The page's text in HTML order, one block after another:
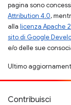
pagina sono
Attribution 4.0,
alla licenza Apache
sito di Google
e/o delle sue
Ultimo
Contribuisci